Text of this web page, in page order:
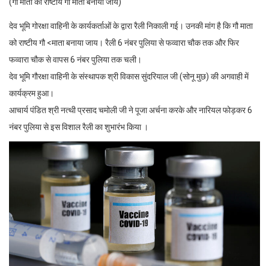
देव भूमि गोरक्षा वाहिनी के कार्यकर्ताओं के द्वारा रैली निकाली गई। उनकी मांग है कि गौ माता
को राष्टीय गौ <माता बनाया जाय। रैली 6 नंबर पुलिया से फव्वारा चौक तक और फिर
फव्वारा चौक से वापस 6 नंबर पुलिया तक चली।
देव भूमि गौरक्षा वाहिनी के संस्थापक श्री विकास सुंदरियाल जी (सोनू मुछ) की अगवाही में
कार्यक्रम हुआ।
आचार्य पंडित श्री नत्थी प्रसाद चमोली जी ने पूजा अर्चना करके और नारियल फोड़कर 6
नंबर पुलिया से इस विशाल रैली का शुभारंभ किया ।